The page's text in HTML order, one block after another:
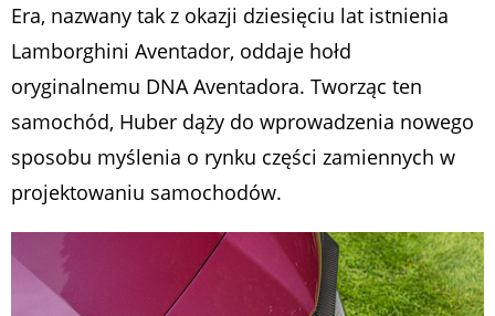
Era, nazwany tak z okazji dziesięciu lat istnienia
Lamborghini Aventador, oddaje hołd
oryginalnemu DNA Aventadora. Tworząc ten
samochód, Huber dąży do wprowadzenia nowego
sposobu myślenia o rynku części zamiennych w
projektowaniu samochodów.